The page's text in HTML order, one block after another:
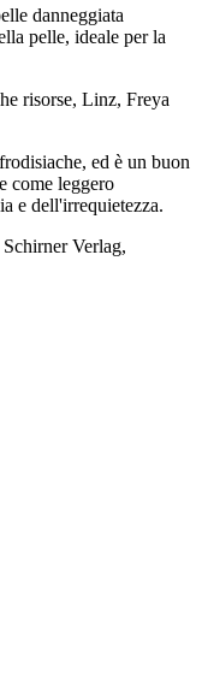
danneggiata
pelle, ideale per la
risorse, Linz, Freya
ed è un buon
come leggero
e dell'irrequietezza.
Verlag,